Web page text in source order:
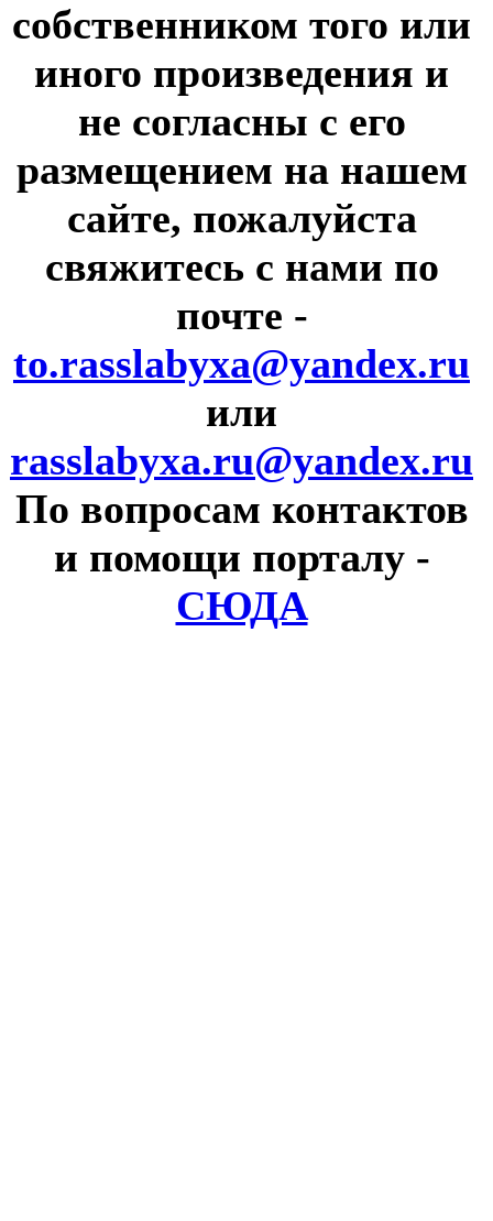
собственником того или
иного произведения и
не согласны с его
размещением на нашем
сайте, пожалуйста
свяжитесь с нами по
почте -
to.rasslabyxa@yandex.ru
или
rasslabyxa.ru@yandex.ru
По вопросам контактов
и помощи порталу -
СЮДА